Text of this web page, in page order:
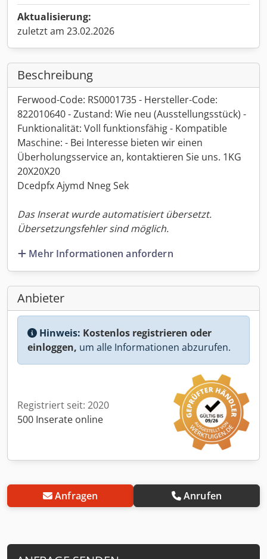
Aktualisierung:
zuletzt am 23.02.2026
Beschreibung
Ferwood-Code: RS0001735 - Hersteller-Code:
822010640 - Zustand: Wie neu (Ausstellungsstück) -
Funktionalität: Voll funktionsfähig - Kompatible
Maschine: - Bei Interesse bieten wir einen
Überholungsservice an, kontaktieren Sie uns. 1KG
20X20X20
Dcedpfx Ajymd Nneg Sek
Das Inserat wurde automatisiert übersetzt.
Übersetzungsfehler sind möglich.
Mehr Informationen anfordern
Anbieter
Hinweis: Kostenlos registrieren oder
einloggen, um alle Informationen abzurufen.
Registriert seit: 2020
500 Inserate online
Anfragen Anrufen